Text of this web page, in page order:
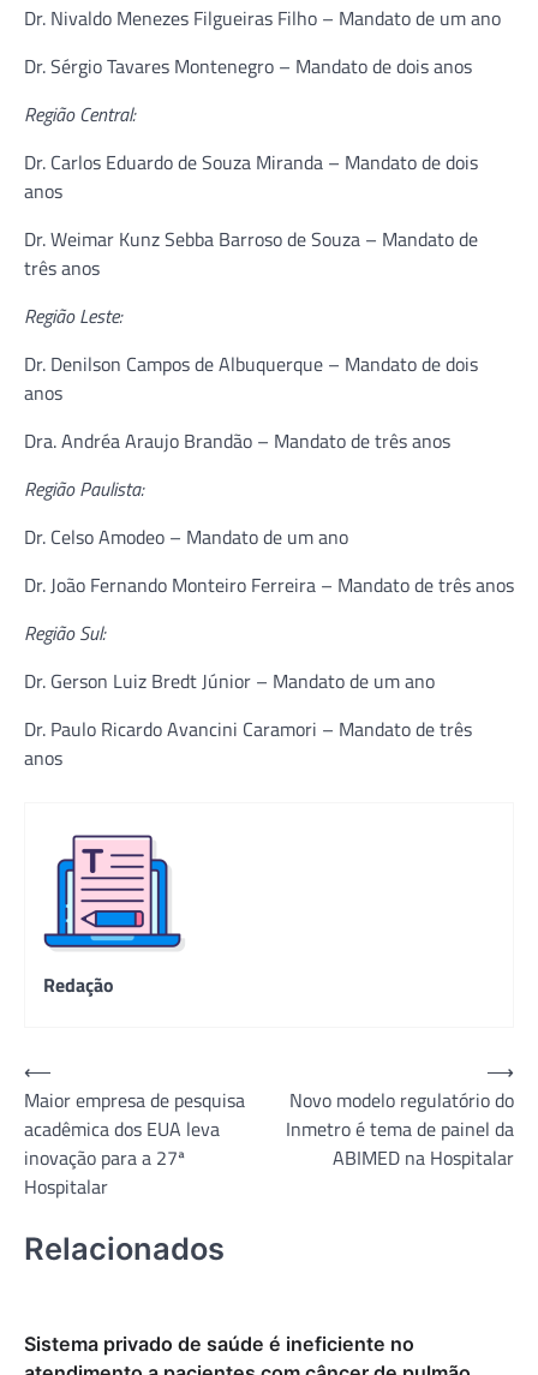
Dr. Nivaldo Menezes Filgueiras Filho – Mandato de um ano
Dr. Sérgio Tavares Montenegro – Mandato de dois anos
Região Central:
Dr. Carlos Eduardo de Souza Miranda – Mandato de dois
anos
Dr. Weimar Kunz Sebba Barroso de Souza – Mandato de
três anos
Região Leste:
Dr. Denilson Campos de Albuquerque – Mandato de dois
anos
Dra. Andréa Araujo Brandão – Mandato de três anos
Região Paulista:
Dr. Celso Amodeo – Mandato de um ano
Dr. João Fernando Monteiro Ferreira – Mandato de três anos
Região Sul:
Dr. Gerson Luiz Bredt Júnior – Mandato de um ano
Dr. Paulo Ricardo Avancini Caramori – Mandato de três
anos
Redação
Navegação
de
Post
⟵
Maior empresa de pesquisa
acadêmica dos EUA leva
inovação para a 27ª
Hospitalar
Novo modelo regulatório do
Inmetro é tema de painel da
ABIMED na Hospitalar
⟶
Relacionados
Sistema privado de saúde é ineficiente no